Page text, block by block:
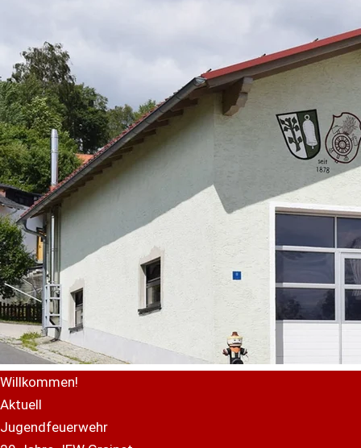
Willkommen!
Aktuell
Jugendfeuerwehr